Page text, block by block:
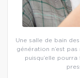
Une salle de bain
génération n’est
puisqu’elle